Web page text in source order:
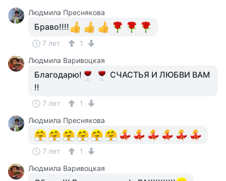
Людмила Преснякова
Браво!!!!
7 лет
1
Людмила Варивоцкая
Благодарю!
СЧАСТЬЯ И ЛЮБВИ ВАМ
!!
7 лет
1
Людмила Преснякова
7 лет
1
Людмила Варивоцкая